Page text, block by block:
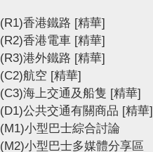
(R1)香港鐵路 [精華]
(R2)香港電車 [精華]
(R3)港外鐵路 [精華]
(C2)航空 [精華]
(C3)海上交通及船隻 [精華]
(D1)公共交通有關商品 [精華]
(M1)小型巴士綜合討論
(M2)小型巴士多媒體分享區